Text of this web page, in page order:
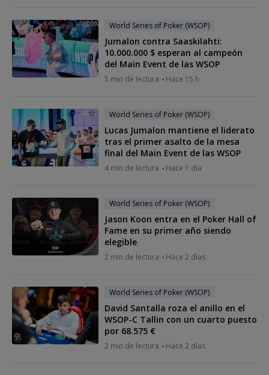
World Series of Poker (WSOP)
Jumalon contra Saaskilahti:
10.000.000 $ esperan al campeón
del Main Event de las WSOP
5 min de lectura Hace 15 h
World Series of Poker (WSOP)
Lucas Jumalon mantiene el liderato
tras el primer asalto de la mesa
final del Main Event de las WSOP
4 min de lectura Hace 1 día
World Series of Poker (WSOP)
Jason Koon entra en el Poker Hall of
Fame en su primer año siendo
elegible
2 min de lectura Hace 2 días
World Series of Poker (WSOP)
David Santalla roza el anillo en el
WSOP-C Tallin con un cuarto puesto
por 68.575 €
2 min de lectura Hace 2 días